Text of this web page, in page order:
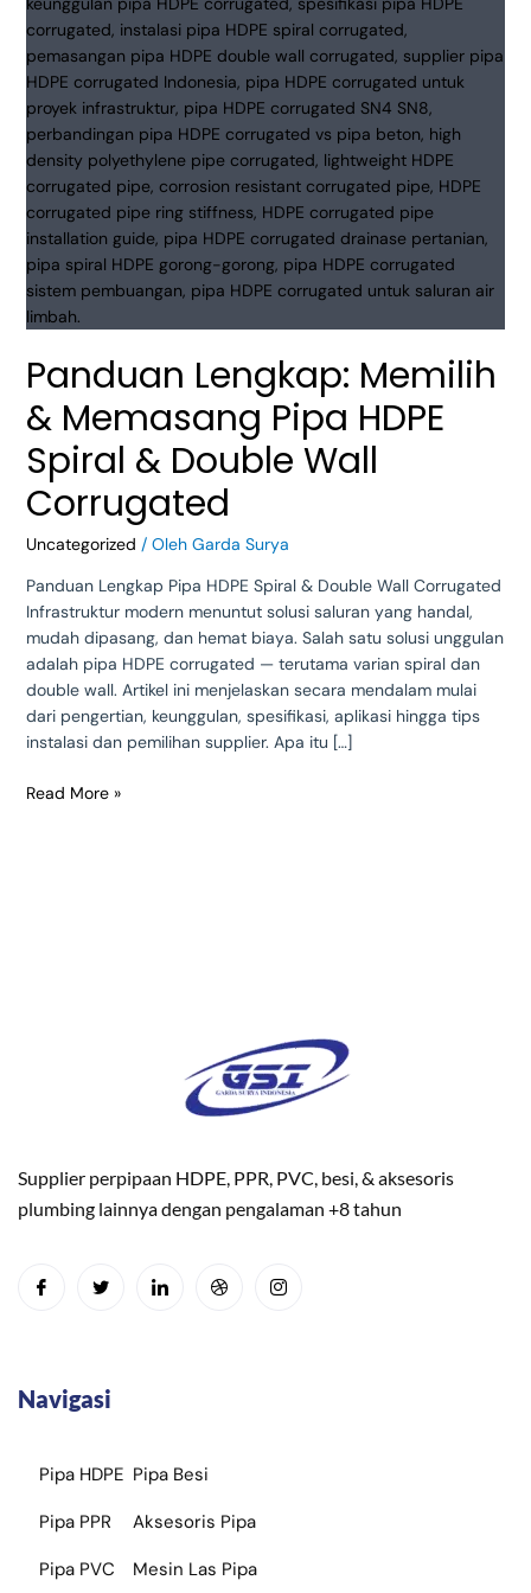
Panduan Lengkap: Memilih
& Memasang Pipa HDPE
Spiral & Double Wall
Corrugated
Uncategorized / Oleh Garda Surya
Panduan Lengkap Pipa HDPE Spiral & Double Wall Corrugated
Infrastruktur modern menuntut solusi saluran yang handal,
mudah dipasang, dan hemat biaya. Salah satu solusi unggulan
adalah pipa HDPE corrugated — terutama varian spiral dan
double wall. Artikel ini menjelaskan secara mendalam mulai
dari pengertian, keunggulan, spesifikasi, aplikasi hingga tips
instalasi dan pemilihan supplier. Apa itu […]
Spiral
&
Double
Wall
Corrugated
Read More »
Supplier perpipaan HDPE, PPR, PVC, besi, & aksesoris
plumbing lainnya dengan pengalaman +8 tahun
Navigasi
Pipa HDPE
Pipa PPR
Pipa PVC
Pipa Besi
Aksesoris Pipa
Mesin Las Pipa